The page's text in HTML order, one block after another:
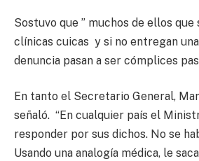
Sostuvo que ” muchos de ellos
clínicas cuicas y si no entregan
denuncia pasan a ser cómplices
En tanto el Secretario General,
señaló. “En cualquier país el
responder por sus dichos. No se
Usando una analogía médica, le